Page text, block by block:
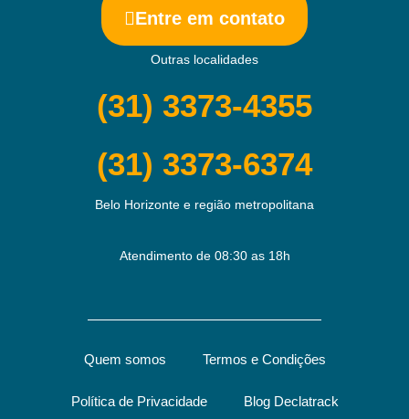
Entre em contato
Outras localidades
(31) 3373-4355
(31) 3373-6374
Belo Horizonte e região metropolitana
Atendimento de 08:30 as 18h
Quem somos Termos e Condições
Política de Privacidade Blog Declatrack